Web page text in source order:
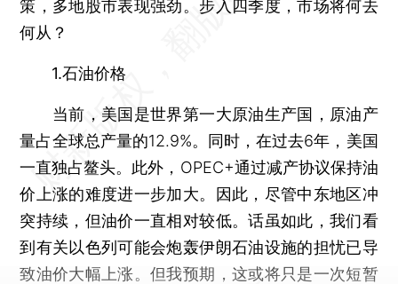
策，多地股市表现强劲。步入四季度，市场将何去
何从？
1.石油价格
当前，美国是世界第一大原油生产国，原油产
量占全球总产量的12.9%。同时，在过去6年，美国
一直独占鳌头。此外，OPEC+通过减产协议保持油
价上涨的难度进一步加大。因此，尽管中东地区冲
突持续，但油价一直相对较低。话虽如此，我们看
到有关以色列可能会炮轰伊朗石油设施的担忧已导
致油价大幅上涨。但我预期，这或将只是一次短暂